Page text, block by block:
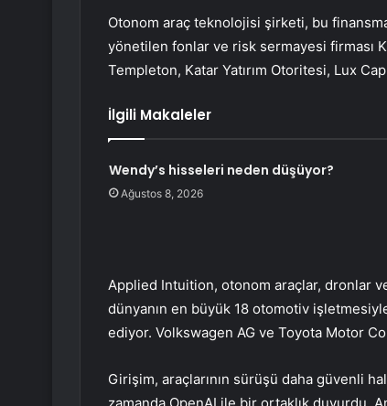
Otonom araç teknolojisi şirketi, bu
yönetilen fonlar ve risk sermayesi firması
Templeton, Katar Yatırım Otoritesi, Lux
İlgili Makaleler
Wendy’s hisseleri neden düşüyor?
Ağustos 8, 2026
Applied Intuition, otonom araçlar, dronlar
dünyanın en büyük 18 otomotiv
ediyor. Volkswagen AG ve Toyota Motor
Girişim, araçlarının sürüşü daha güvenli